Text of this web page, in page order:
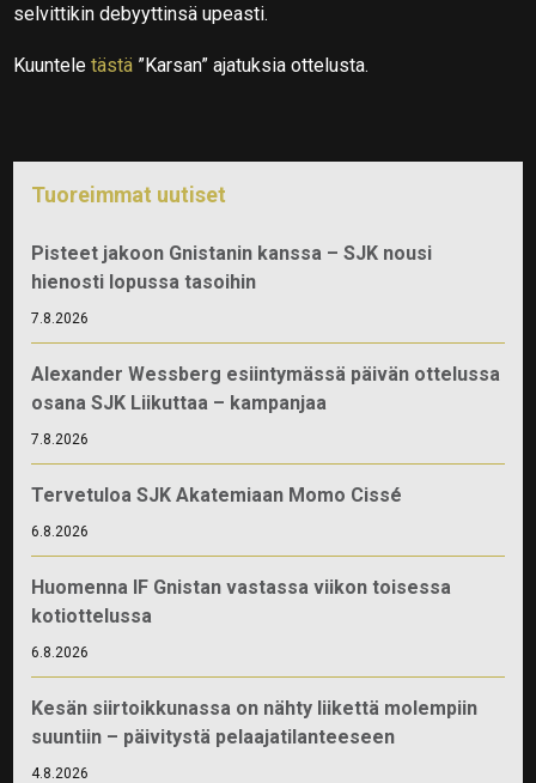
selvittikin debyyttinsä upeasti.
Kuunteletästä ”Karsan” ajatuksia ottelusta.
Tuoreimmat uutiset
Pisteet jakoon Gnistanin kanssa – SJK nousi
hienosti lopussa tasoihin
7.8.2026
Alexander Wessberg esiintymässä päivän ottelussa
osana SJK Liikuttaa – kampanjaa
7.8.2026
Tervetuloa SJK Akatemiaan Momo Cissé
6.8.2026
Huomenna IF Gnistan vastassa viikon toisessa
kotiottelussa
6.8.2026
Kesän siirtoikkunassa on nähty liikettä molempiin
suuntiin – päivitystä pelaajatilanteeseen
4.8.2026